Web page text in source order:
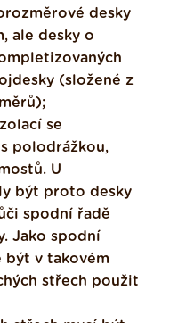
desky
ale desky o
(složené z
se
polodrážkou,
U
být proto desky
spodní řadě
Jako spodní
být v takovém
střech použit